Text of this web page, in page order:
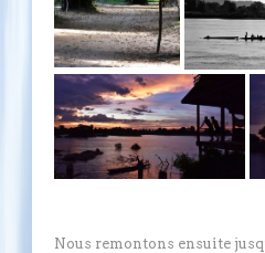
Nous remontons ensuite